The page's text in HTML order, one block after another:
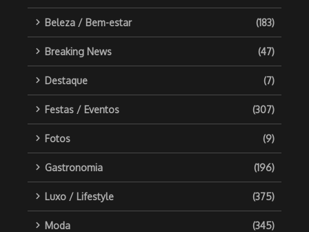
Beleza / Bem-estar (183)
Breaking News (47)
Destaque (7)
Festas / Eventos (307)
Fotos (9)
Gastronomia (196)
Luxo / Lifestyle (375)
Moda (345)